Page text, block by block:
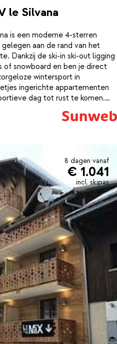
le Silvana
is een moderne 4-sterren
aan de rand van het
Dankzij de ski-in ski-out ligging
of snowboard en ben je direct
wintersport in
ingerichte appartementen
dag tot rust te komen.
Geniet van de sauna of kies
8 dagen vanaf
€ 1.041
incl. skipas